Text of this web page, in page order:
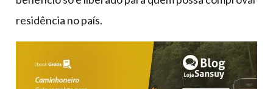
residência no país.